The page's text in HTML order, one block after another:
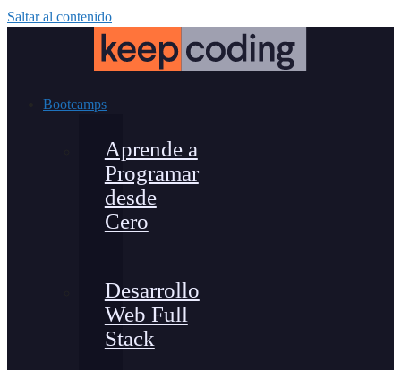
Saltar al contenido
Bootcamps
Aprende a
Programar
desde
Cero
Desarrollo
Web Full
Stack